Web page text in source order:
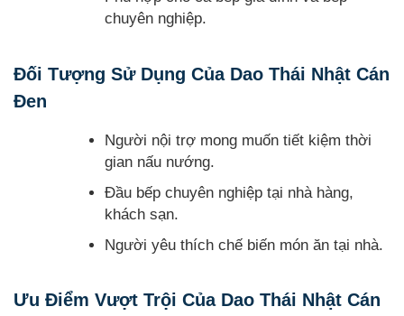
chuyên nghiệp.
Đối Tượng Sử Dụng Của Dao Thái Nhật Cán
Đen
Người nội trợ mong muốn tiết kiệm thời
gian nấu nướng.
Đầu bếp chuyên nghiệp tại nhà hàng,
khách sạn.
Người yêu thích chế biến món ăn tại nhà.
Ưu Điểm Vượt Trội Của Dao Thái Nhật Cán